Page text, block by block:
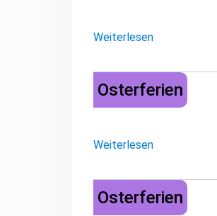
Weiterlesen
Osterferien
Osterferien
Weiterlesen
Osterferien
Osterferien